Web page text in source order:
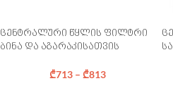
ცენტრალური წყლის ფილტრი
ბინა და აგარაკისათვის
₾713 – ₾813